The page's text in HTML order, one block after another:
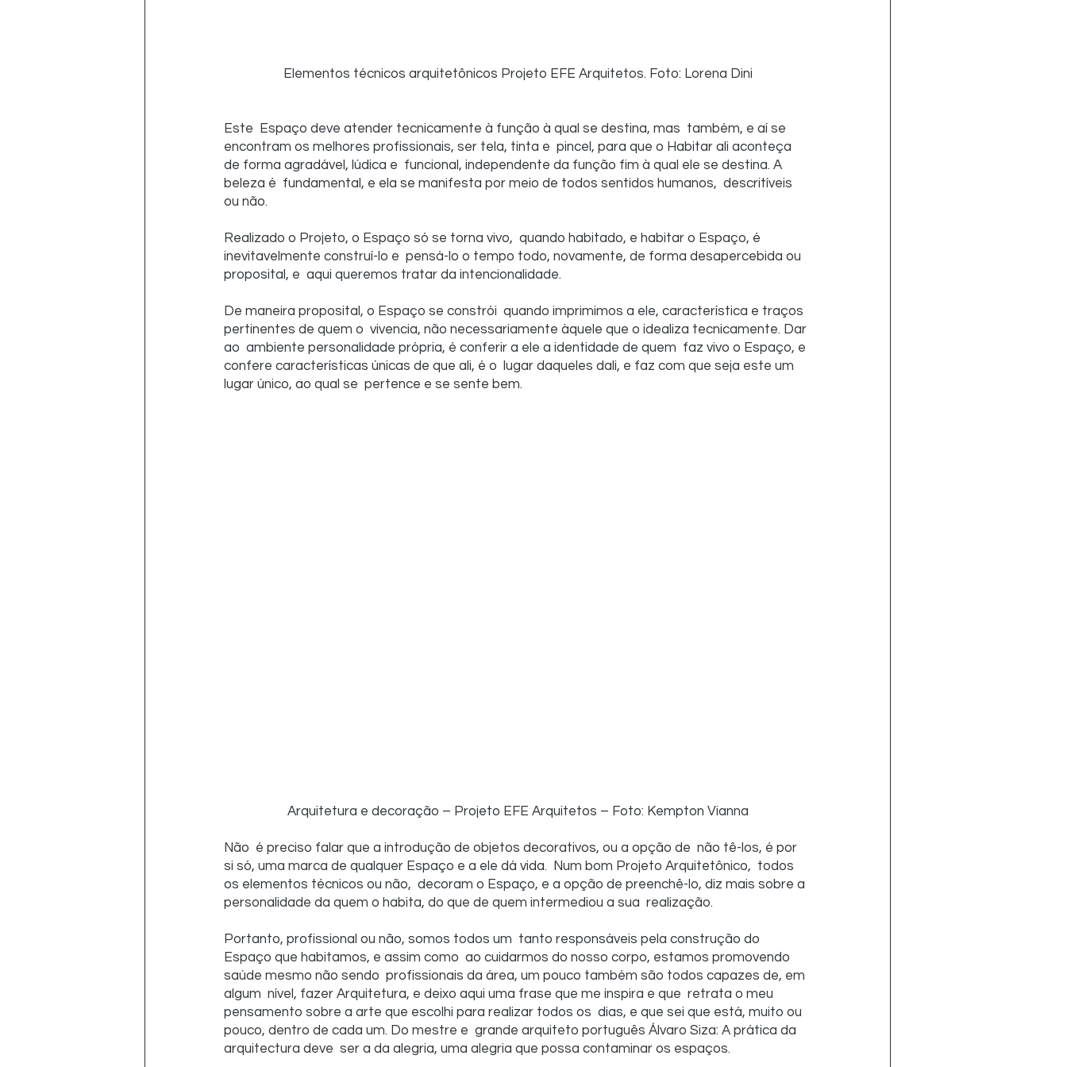
Elementos técnicos arquitetônicos Projeto EFE Arquitetos. Foto: Lorena Dini
Este  Espaço deve atender tecnicamente à função à qual se destina, mas  também, e aí se
encontram os melhores profissionais, ser tela, tinta e  pincel, para que o Habitar ali aconteça
de forma agradável, lúdica e  funcional, independente da função fim à qual ele se destina. A
beleza é  fundamental, e ela se manifesta por meio de todos sentidos humanos,  descritíveis
ou não.
Realizado o Projeto, o Espaço só se torna vivo,  quando habitado, e habitar o Espaço, é
inevitavelmente construí-lo e  pensá-lo o tempo todo, novamente, de forma desapercebida ou
proposital, e  aqui queremos tratar da intencionalidade.
De maneira proposital, o Espaço se constrói  quando imprimimos a ele, característica e traços
pertinentes de quem o  vivencia, não necessariamente àquele que o idealiza tecnicamente. Dar
ao  ambiente personalidade própria, é conferir a ele a identidade de quem  faz vivo o Espaço, e
confere características únicas de que ali, é o  lugar daqueles dali, e faz com que seja este um
lugar único, ao qual se  pertence e se sente bem.
Arquitetura e decoração – Projeto EFE Arquitetos – Foto: Kempton Vianna
Não  é preciso falar que a introdução de objetos decorativos, ou a opção de  não tê-los, é por
si só, uma marca de qualquer Espaço e a ele dá vida.  Num bom Projeto Arquitetônico,  todos
os elementos técnicos ou não,  decoram o Espaço, e a opção de preenchê-lo, diz mais sobre a
personalidade da quem o habita, do que de quem intermediou a sua  realização.
Portanto, profissional ou não, somos todos um  tanto responsáveis pela construção do
Espaço que habitamos, e assim como  ao cuidarmos do nosso corpo, estamos promovendo
saúde mesmo não sendo  profissionais da área, um pouco também são todos capazes de, em
algum  nível, fazer Arquitetura, e deixo aqui uma frase que me inspira e que  retrata o meu
pensamento sobre a arte que escolhi para realizar todos os  dias, e que sei que está, muito ou
pouco, dentro de cada um. Do mestre e  grande arquiteto português Álvaro Siza: A prática da
arquitectura deve  ser a da alegria, uma alegria que possa contaminar os espaços.